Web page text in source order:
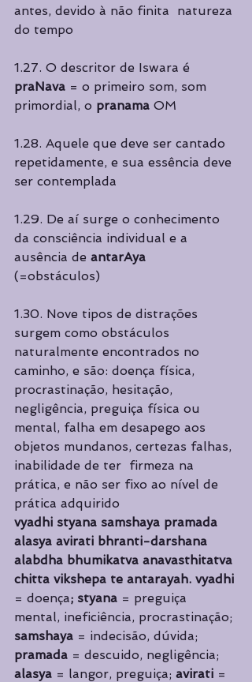
antes, devido à não finita  natureza
do tempo
1.27. O descritor de Iswara é
praNava = o primeiro som, som
primordial, o pranama OM
1.28. Aquele que deve ser cantado
repetidamente, e sua essência deve
ser contemplada
1.29. De aí surge o conhecimento
da consciência individual e a
ausência de antarAya
(=obstáculos)
1.30. Nove tipos de distrações
surgem como obstáculos
naturalmente encontrados no
caminho, e são: doença física,
procrastinação, hesitação,
negligência, preguiça física ou
mental, falha em desapego aos
objetos mundanos, certezas falhas,
inabilidade de ter  firmeza na
prática, e não ser fixo ao nível de
prática adquirido
vyadhi styana samshaya pramada
alasya avirati bhranti-darshana
alabdha bhumikatva anavasthitatva
chitta vikshepa te antarayah. vyadhi
= doença; styana = preguiça
mental, ineficiência, procrastinação;
samshaya = indecisão, dúvida;
pramada = descuido, negligência;
alasya = langor, preguiça; avirati =